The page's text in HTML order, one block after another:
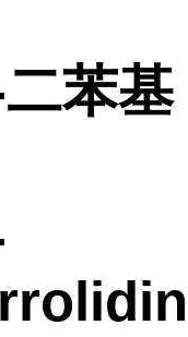
苯基